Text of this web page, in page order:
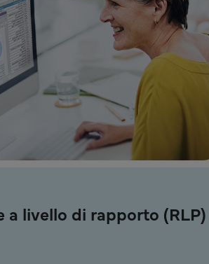
livello di rapporto (RLP)